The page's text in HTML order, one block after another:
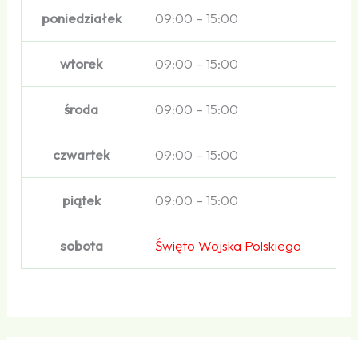
poniedziałek 09:00 – 15:00
wtorek 09:00 – 15:00
środa 09:00 – 15:00
czwartek 09:00 – 15:00
piątek 09:00 – 15:00
sobota Święto Wojska Polskiego